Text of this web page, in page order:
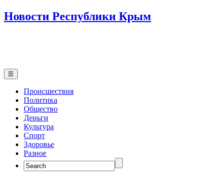
Новости Республики Крым
☰
Происшествия
Политика
Общество
Деньги
Культура
Спорт
Здоровье
Разное
Search
for: